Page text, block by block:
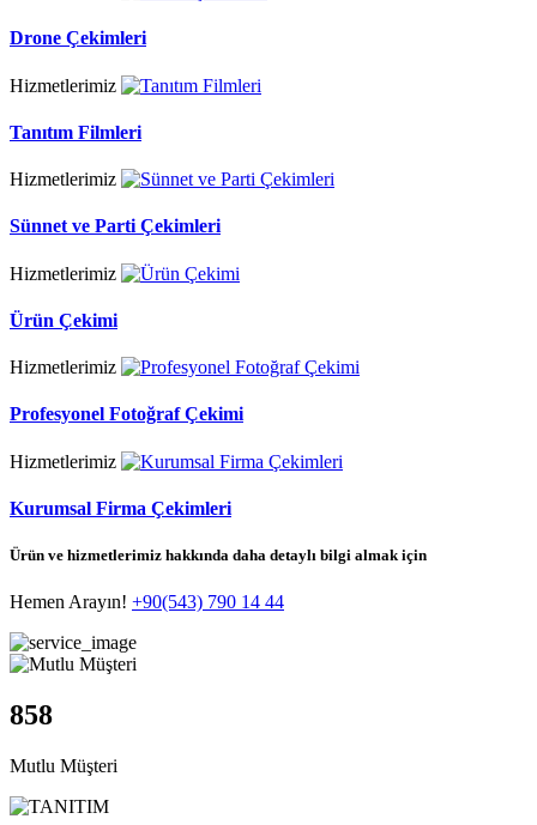
Drone Çekimleri
Hizmetlerimiz
Tanıtım Filmleri
Hizmetlerimiz
Sünnet ve Parti Çekimleri
Hizmetlerimiz
Ürün Çekimi
Hizmetlerimiz
Profesyonel Fotoğraf Çekimi
Hizmetlerimiz
Kurumsal Firma Çekimleri
Ürün ve hizmetlerimiz hakkında daha detaylı bilgi almak için
Hemen Arayın! +90(543) 790 14 44
858
Mutlu Müşteri